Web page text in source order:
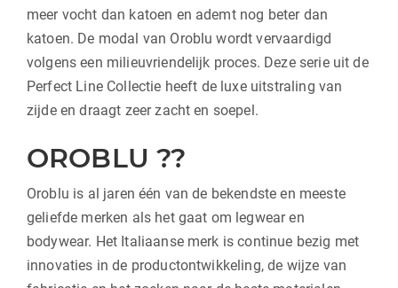
meer vocht dan katoen en ademt nog beter dan
katoen. De modal van Oroblu wordt vervaardigd
volgens een milieuvriendelijk proces. Deze serie uit de
Perfect Line Collectie heeft de luxe uitstraling van
zijde en draagt zeer zacht en soepel.
OROBLU ??
Oroblu is al jaren één van de bekendste en meeste
geliefde merken als het gaat om legwear en
bodywear. Het Italiaanse merk is continue bezig met
innovaties in de productontwikkeling, de wijze van